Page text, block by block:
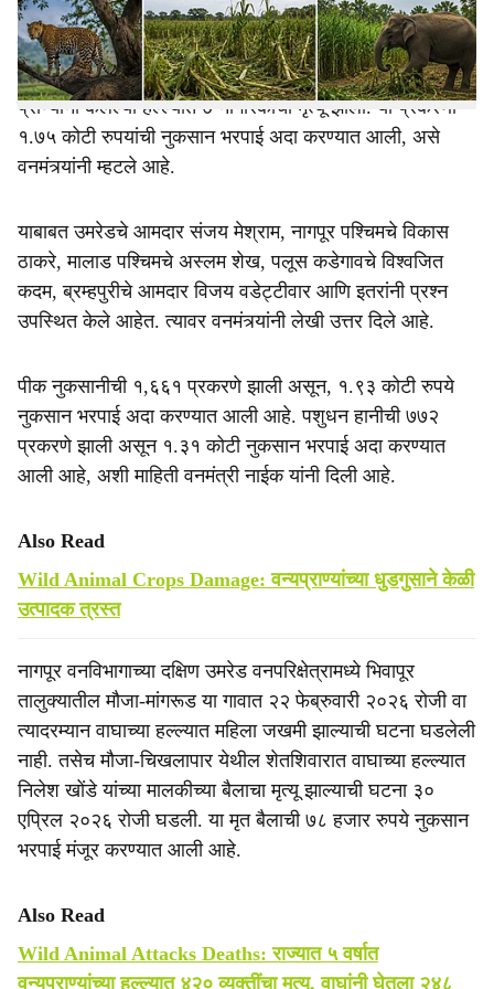
e
उत्तरातून खुलासा केला आहे. राज्यात विशेषतः नागपूर, सांगली, ठाणे,
गडचिरोली, अमरावती, मुंबई, पुणे, अहिल्यानगर, नाशिक, चंद्रपूर या
जिल्ह्यांत एप्रिल २०२६ मध्ये वाघ, बिबट, हत्ती, रोही आदी वन्य
प्राण्यांनी केलेल्या हल्ल्यात ७ नागरिकांचा मृत्यू झाला. या प्रकरणी
१.७५ कोटी रुपयांची नुकसान भरपाई अदा करण्यात आली, असे
वनमंत्र्यांनी म्हटले आहे.
याबाबत उमरेडचे आमदार संजय मेश्राम, नागपूर पश्चिमचे विकास
ठाकरे, मालाड पश्चिमचे अस्लम शेख, पलूस कडेगावचे विश्वजित
कदम, ब्रम्हपुरीचे आमदार विजय वडेट्टीवार आणि इतरांनी प्रश्न
उपस्थित केले आहेत. त्यावर वनमंत्र्यांनी लेखी उत्तर दिले आहे.
पीक नुकसानीची १,६६१ प्रकरणे झाली असून, १.९३ कोटी रुपये
नुकसान भरपाई अदा करण्यात आली आहे. पशुधन हानीची ७७२
प्रकरणे झाली असून १.३१ कोटी नुकसान भरपाई अदा करण्यात
आली आहे, अशी माहिती वनमंत्री नाईक यांनी दिली आहे.
Also Read
Wild Animal Crops Damage: वन्यप्राण्यांच्या धुडगुसाने केळी
उत्पादक त्रस्त
नागपूर वनविभागाच्या दक्षिण उमरेड वनपरिक्षेत्रामध्ये भिवापूर
तालुक्यातील मौजा-मांगरूड या गावात २२ फेब्रुवारी २०२६ रोजी वा
त्यादरम्यान वाघाच्या हल्ल्यात महिला जखमी झाल्याची घटना घडलेली
नाही. तसेच मौजा-चिखलापार येथील शेतशिवारात वाघाच्या हल्ल्यात
निलेश खोंडे यांच्या मालकीच्या बैलाचा मृत्यू झाल्याची घटना ३०
एप्रिल २०२६ रोजी घडली. या मृत बैलाची ७८ हजार रुपये नुकसान
भरपाई मंजूर करण्यात आली आहे.
Also Read
Wild Animal Attacks Deaths: राज्यात ५ वर्षात
वन्यप्राण्यांच्या हल्ल्यात ४२० व्यक्तींचा मृत्यू, वाघांनी घेतला २४८